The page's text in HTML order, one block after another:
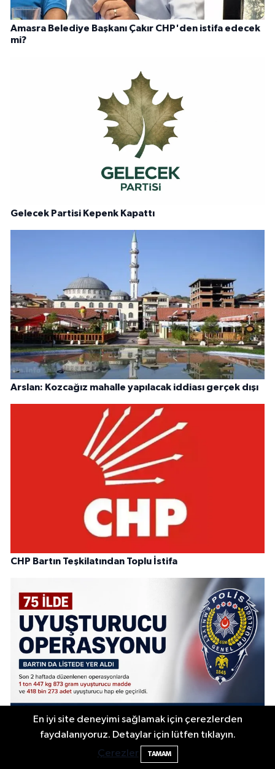
Amasra Belediye Başkanı Çakır CHP'den istifa edecek
mi?
Gelecek Partisi Kepenk Kapattı
Arslan: Kozcağız mahalle yapılacak iddiası gerçek dışı
CHP Bartın Teşkilatından Toplu İstifa
1,5 Ton Uyuşturucu Ele Geçirildi: Bartın da Listede
En iyi site deneyimi sağlamak için çerezlerden
faydalanıyoruz. Detaylar için lütfen tıklayın.
Çerezler
TAMAM